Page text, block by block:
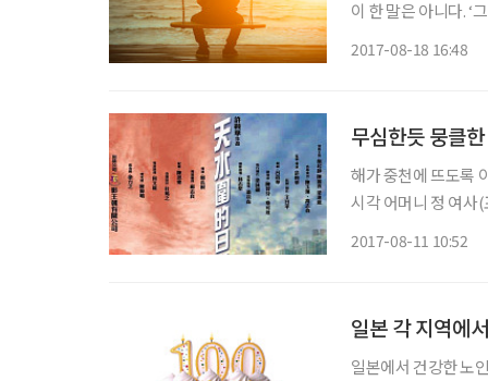
이 한 말은 아니다. ‘
2017-08-18 16:48
무심한듯 뭉클
해가 중천에 뜨도록
시각 어머니 정 여사
2017-08-11 10:52
일본 각 지역에
일본에서 건강한 노